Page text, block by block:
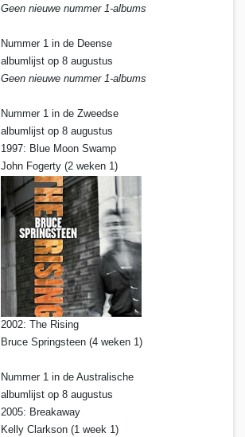
Geen nieuwe nummer 1-albums
Nummer 1 in de Deense
albumlijst op 8 augustus
Geen nieuwe nummer 1-albums
Nummer 1 in de Zweedse
albumlijst op 8 augustus
1997: Blue Moon Swamp
John Fogerty (2 weken 1)
2002: The Rising
Bruce Springsteen (4 weken 1)
Nummer 1 in de Australische
albumlijst op 8 augustus
2005: Breakaway
Kelly Clarkson (1 week 1)